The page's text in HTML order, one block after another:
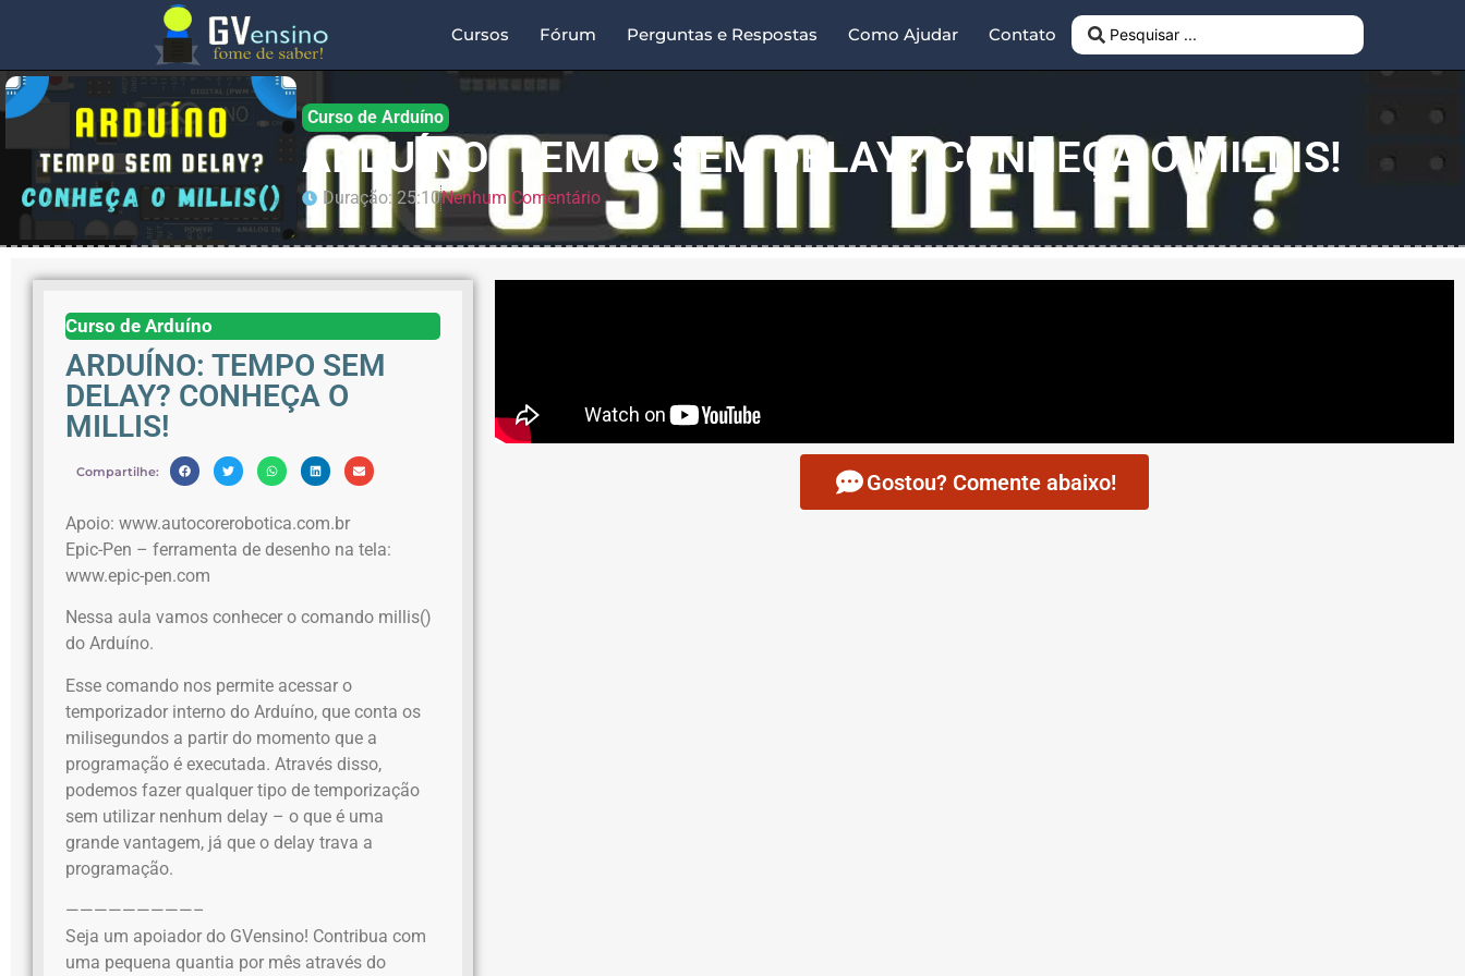
Cursos Fórum Perguntas e Respostas Como Ajudar Contato
Curso de Arduíno
ARDUÍNO: TEMPO SEM DELAY? CONHEÇA O MILLIS!
Duração: 25:10Nenhum Comentário
Curso de Arduíno
ARDUÍNO: TEMPO SEM
DELAY? CONHEÇA O
MILLIS!
Compartilhe:
Apoio: www.autocorerobotica.com.br
Epic-Pen – ferramenta de desenho na tela:
www.epic-pen.com
Nessa aula vamos conhecer o comando millis()
do Arduíno.
Esse comando nos permite acessar o
temporizador interno do Arduíno, que conta os
milisegundos a partir do momento que a
programação é executada. Através disso,
podemos fazer qualquer tipo de temporização
sem utilizar nenhum delay – o que é uma
grande vantagem, já que o delay trava a
programação.
—————————–
Seja um apoiador do GVensino! Contribua com
uma pequena quantia por mês através do
Gostou? Comente abaixo!